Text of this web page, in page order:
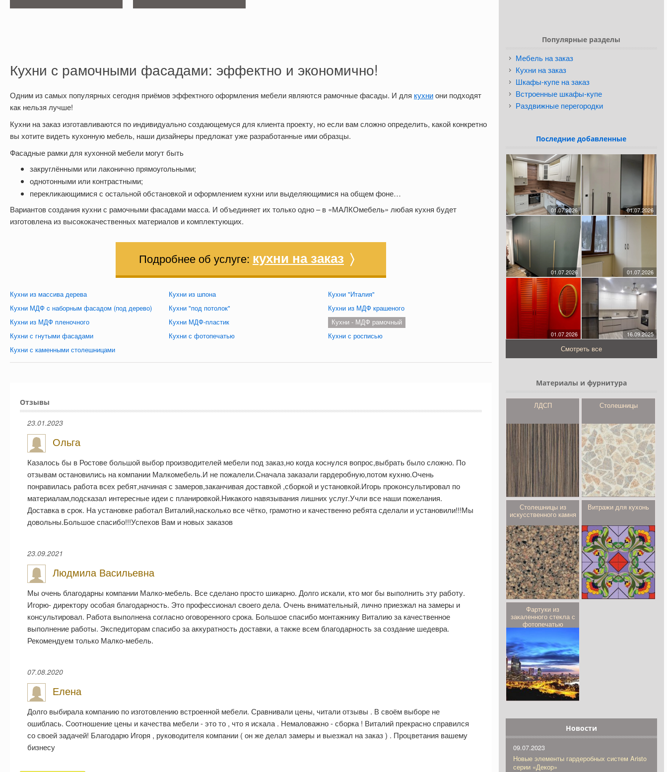
Кухни с рамочными фасадами: эффектно и экономично!
Одним из самых популярных сегодня приёмов эффектного оформления мебели являются рамочные фасады. И для кухниони подходят
как нельзя лучше!
Кухни на заказ изготавливаются по индивидуально создающемуся для клиента проекту, но если вам сложно определить, какой конкретно
вы хотите видеть кухонную мебель, наши дизайнеры предложат уже разработанные ими образцы.
Фасадные рамки для кухонной мебели могут быть
закруглёнными или лаконично прямоугольными;
однотонными или контрастными;
перекликающимися с остальной обстановкой и оформлением кухни или выделяющимися на общем фоне…
Вариантов создания кухни с рамочными фасадами масса. И объединяет их только одно – в «МАЛКОмебель» любая кухня будет
изготовлена из высококачественных материалов и комплектующих.
Подробнее об услуге: кухни на заказ 〉
Кухни из массива дерева Кухни из шпона
Кухни "Италия"
Кухни МДФ c наборным фасадом (под дерево)
Кухни "под потолок"
Кухни из МДФ крашеного
Кухни из МДФ пленочного
Кухни МДФ-пластик
Кухни - МДФ рамочный
Кухни с гнутыми фасадами
Кухни с фотопечатью
Кухни с росписью
Кухни с каменными столешницами
Отзывы
23.01.2023
Ольга
Казалось бы в Ростове большой выбор производителей мебели под заказ,но когда коснулся вопрос,выбрать было сложно. По
отзывам остановились на компании Малкомебель.И не пожалели.Сначала заказали гардеробную,потом кухню.Очень
понравилась работа всех ребят,начиная с замеров,заканчивая доставкой ,сборкой и установкой.Игорь проконсультировал по
материалам,подсказал интересные идеи с планировкой.Никакого навязывания лишних услуг.Учли все наши пожелания.
Доставка в срок. На установке работал Виталий,насколько все чётко, грамотно и качественно ребята сделали и установили!!!Мы
довольны.Большое спасибо!!!Успехов Вам и новых заказов
23.09.2021
Людмила Васильевна
Мы очень благодарны компании Малко-мебель. Все сделано просто шикарно. Долго искали, кто мог бы выполнить эту работу.
Игорю- директору особая благодарность. Это профессионал своего дела. Очень внимательный, лично приезжал на замеры и
консультировал. Работа выполнена согласно оговоренного срока. Большое спасибо монтажнику Виталию за качественное
выполнение работы. Экспедиторам спасибо за аккуратность доставки, а также всем благодарность за создание шедевра.
Рекомендуем только Малко-мебель.
07.08.2020
Елена
Долго выбирала компанию по изготовлению встроенной мебели. Сравнивали цены, читали отзывы . В своём выборе не
ошиблась. Соотношение цены и качества мебели - это то , что я искала . Немаловажно - сборка ! Виталий прекрасно справился
со своей задачей! Благодарю Игоря , руководителя компании ( он же делал замеры и выезжал на заказ ) . Процветания вашему
бизнесу
Популярные разделы
Мебель на заказ
Кухни на заказ
Шкафы-купе на заказ
Встроенные шкафы-купе
Раздвижные перегородки
Последние добавленные
01.07.2026 01.07.2026
01.07.2026 01.07.2026
01.07.2026 16.09.2025
Смотреть все
Материалы и фурнитура
ЛДСП Столешницы
Столешницы из
искусственного камня
Витражи для кухонь
Фартуки из
закаленного стекла с
фотопечатью
Новости
09.07.2023
Новые элементы гардеробных систем Aristo
серии «Декор»